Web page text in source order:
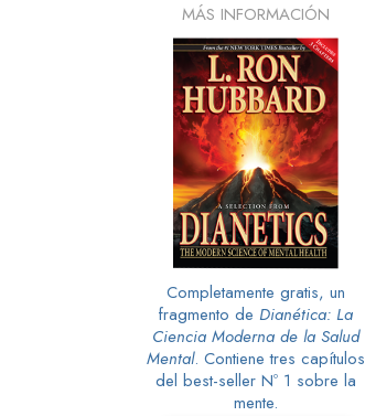
MÁS INFORMACIÓN
Completamente gratis, un
fragmento de Dianética: La
Ciencia Moderna de la Salud
Mental. Contiene tres capítulos
del best-seller Nº 1 sobre la
mente.